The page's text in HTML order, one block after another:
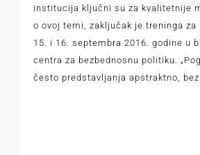
institucija ključni su za kvalitetnije
o ovoj temi, zaključak je treninga za
15. i 16. septembra 2016. godine u
centra za bezbednosnu politiku.
često predstavljanja apstraktno,